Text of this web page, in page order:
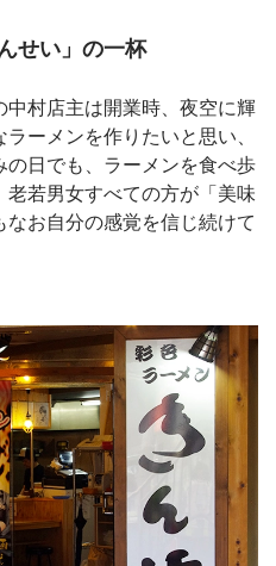
せい」の一杯
中村店主は開業時、夜空に輝
ーメンを作りたいと思い、
日でも、ラーメンを食べ歩
若男女すべての方が「美味
お自分の感覚を信じ続けて